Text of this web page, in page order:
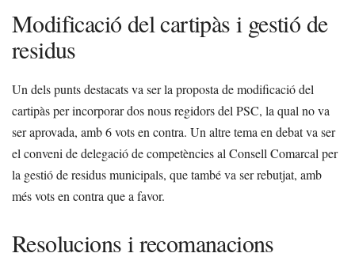
Modificació del cartipàs i gestió de
residus
Un dels punts destacats va ser la proposta de modificació del
cartipàs per incorporar dos nous regidors del PSC, la qual no va
ser aprovada, amb 6 vots en contra. Un altre tema en debat va ser
el conveni de delegació de competències al Consell Comarcal per
la gestió de residus municipals, que també va ser rebutjat, amb
més vots en contra que a favor.
Resolucions i recomanacions